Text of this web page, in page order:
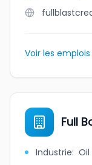
Voir les
Full
Industrie: Oil